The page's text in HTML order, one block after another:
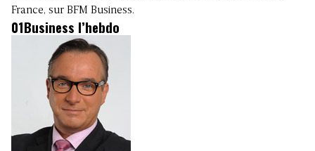
France, sur BFM Business.
01Business l’hebdo